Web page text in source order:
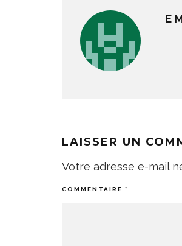
LAISSER UN
Votre adresse e-mail
COMMENTAIRE *